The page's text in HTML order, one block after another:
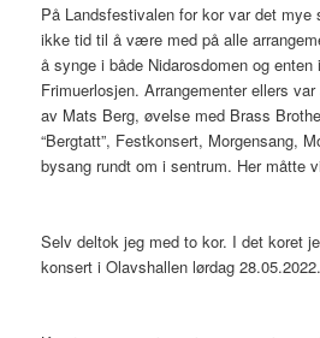
På Landsfestivalen for kor var det
ikke tid til å være med på alle
å synge i både Nidarosdomen og
Frimuerlosjen. Arrangementer ellers
av Mats Berg, øvelse med Brass
“Bergtatt”, Festkonsert, Morgensang,
bysang rundt om i sentrum. Her måtte
Selv deltok jeg med to kor. I det koret
konsert i Olavshallen lørdag